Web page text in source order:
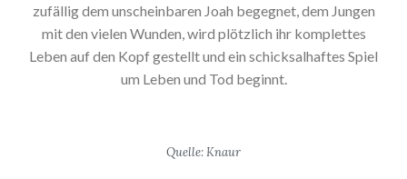
zufällig dem unscheinbaren Joah begegnet, dem Jungen
mit den vielen Wunden, wird plötzlich ihr komplettes
Leben auf den Kopf gestellt und ein schicksalhaftes Spiel
um Leben und Tod beginnt.
Quelle: Knaur